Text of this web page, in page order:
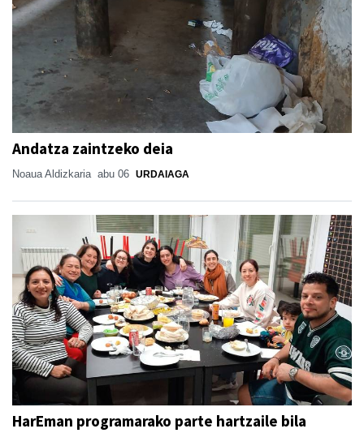
Andatza zaintzeko deia
Noaua Aldizkaria abu 06 URDAIAGA
HarEman programarako parte hartzaile bila